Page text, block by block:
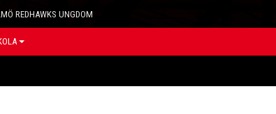
REDHAWKS UNGDOM